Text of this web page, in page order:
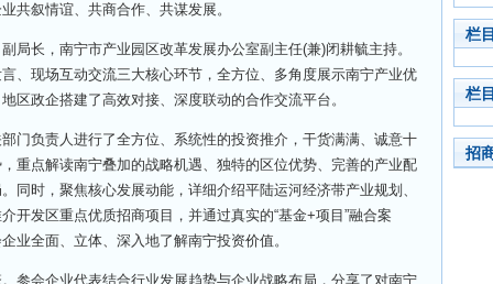
共叙情谊、共商合作、共谋发展。
长，南宁市产业园区改革发展办公室副主任(兼)闭耕毓主持。
、现场互动交流三大核心环节，全方位、多角度展示南宁产业优
区政企搭建了高效对接、深度联动的合作交流平台。
负责人进行了全方位、系统性的投资推介，干货满满、诚意十
重点解读南宁叠加的战略机遇、独特的区位优势、完善的产业配
同时，聚焦核心发展动能，详细介绍平陆运河经济带产业规划、
开发区重点优质招商项目，并通过真实的“基金+项目”融合案
业全面、立体、深入地了解南宁投资价值。
会企业代表结合行业发展趋势与企业战略布局，分享了对南宁
栏
栏
招